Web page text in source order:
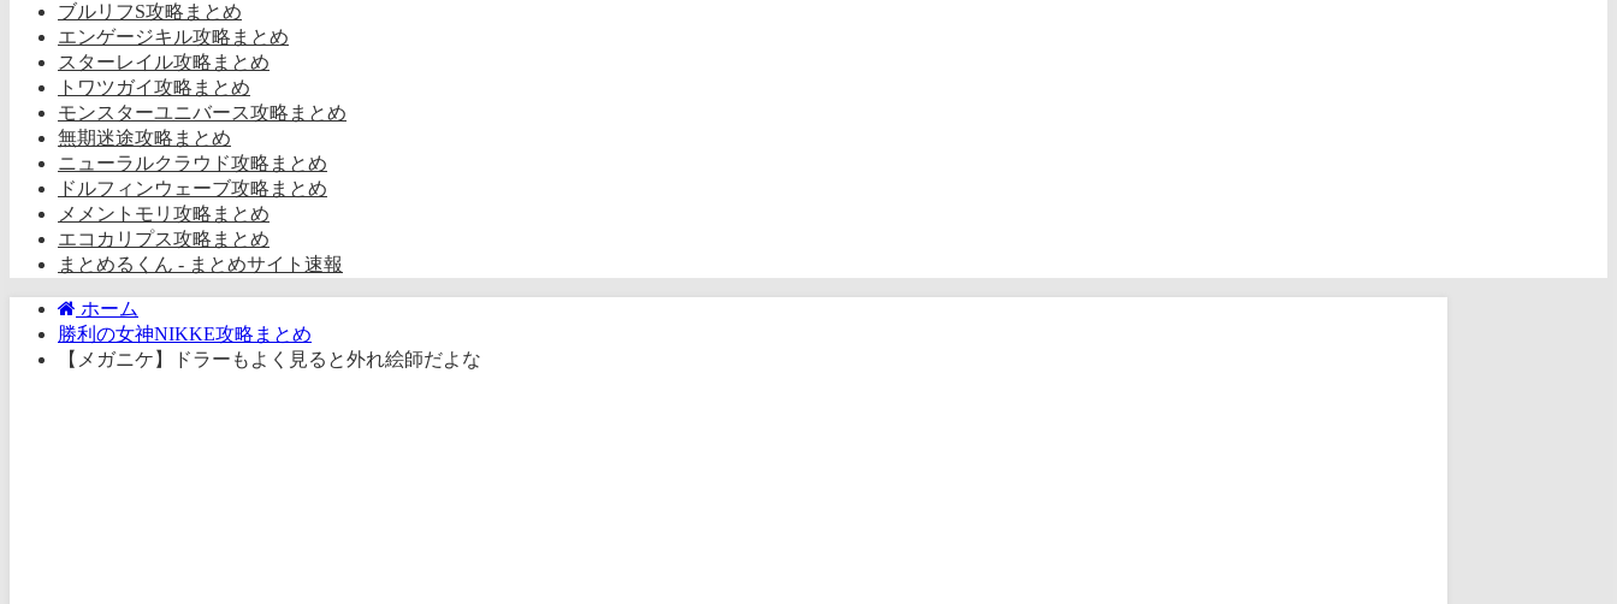
ブルリフS攻略まとめ
エンゲージキル攻略まとめ
スターレイル攻略まとめ
トワツガイ攻略まとめ
モンスターユニバース攻略まとめ
無期迷途攻略まとめ
ニューラルクラウド攻略まとめ
ドルフィンウェーブ攻略まとめ
メメントモリ攻略まとめ
エコカリプス攻略まとめ
まとめるくん - まとめサイト速報
ホーム
勝利の女神NIKKE攻略まとめ
【メガニケ】ドラーもよく見ると外れ絵師だよな